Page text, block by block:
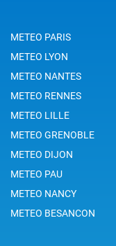
METEO PARIS
METEO LYON
METEO NANTES
METEO RENNES
METEO LILLE
METEO GRENOBLE
METEO DIJON
METEO PAU
METEO NANCY
METEO BESANCON